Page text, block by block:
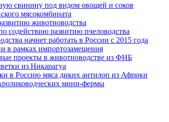
свинину под видом овощей и соков
мясокомбината
животноводства
содействию развитию пчеловодства
начнет работать в России с 2015 года
в рамках импортозамещения
проекты в животноводстве из ФНБ
из Никарагуа
в Россию мяса диких антилоп из Африки
мини-фермы